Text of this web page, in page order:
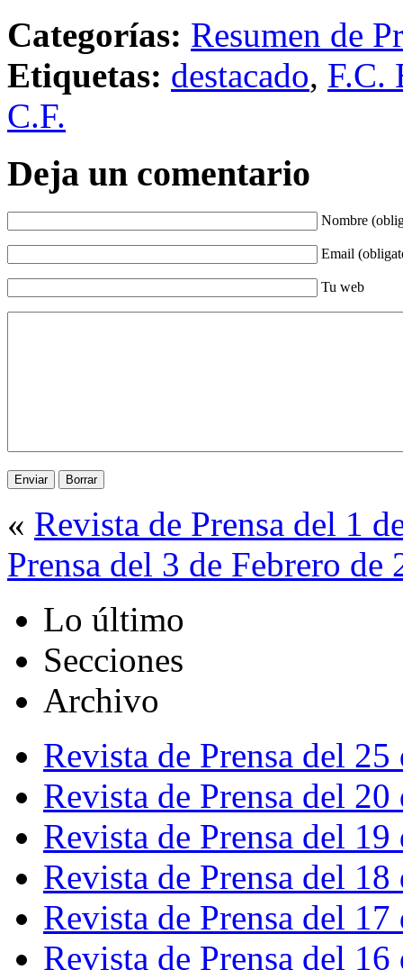
Categorías: Resumen de
Etiquetas: destacado, F.C.
C.F.
Deja un comentario
Nombre
Email
Tu web
« Revista de Prensa del 1
Prensa del 3 de Febrero de
Lo último
Secciones
Archivo
Revista de Prensa del
Revista de Prensa del
Revista de Prensa del
Revista de Prensa del
Revista de Prensa del
Revista de Prensa del